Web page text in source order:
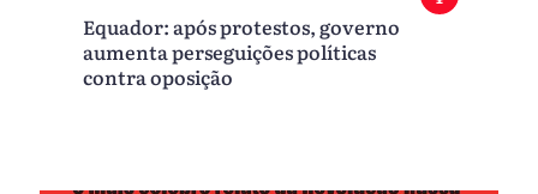
Equador: após protestos, governo
aumenta perseguições políticas
contra oposição